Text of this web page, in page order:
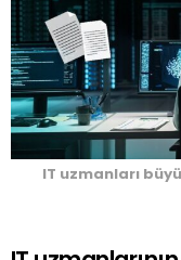
IT uzmanları